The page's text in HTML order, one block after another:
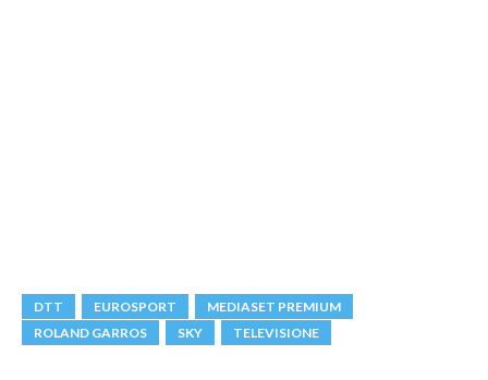
DTT EUROSPORT
MEDIASET PREMIUM
ROLAND GARROS
SKY TELEVISIONE